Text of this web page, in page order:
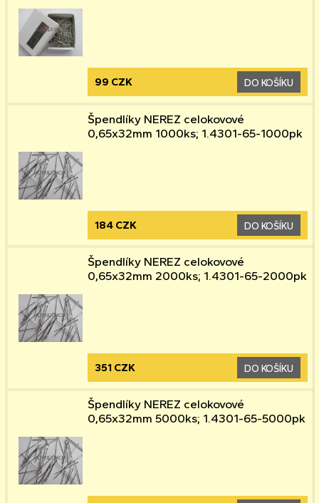
99 CZK DO KOŠÍKU
Špendlíky NEREZ celokovové
0,65x32mm 1000ks; 1.4301-65-1000pk
184 CZK DO KOŠÍKU
Špendlíky NEREZ celokovové
0,65x32mm 2000ks; 1.4301-65-2000pk
351 CZK DO KOŠÍKU
Špendlíky NEREZ celokovové
0,65x32mm 5000ks; 1.4301-65-5000pk